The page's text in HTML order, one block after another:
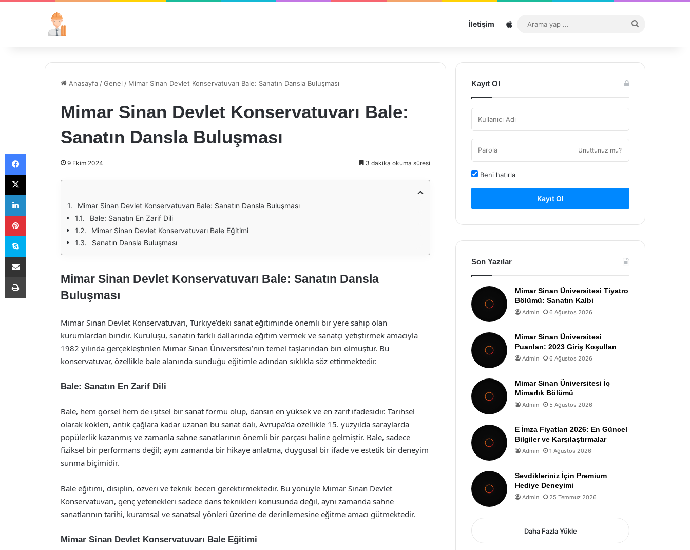
İletişim Sitemap
...
Anasayfa /Genel / Mimar Sinan Devlet Konservatuvarı Bale: Sanatın Dansla Buluşması
Mimar Sinan Devlet Konservatuvarı Bale:
Sanatın Dansla Buluşması
9 Ekim 2024 3 dakika okuma süresi
Mimar Sinan Devlet Konservatuvarı Bale: Sanatın Dansla Buluşması
Bale: Sanatın En Zarif Dili
Mimar Sinan Devlet Konservatuvarı Bale Eğitimi
Sanatın Dansla Buluşması
Mimar Sinan Devlet Konservatuvarı Bale: Sanatın Dansla
Buluşması
Mimar Sinan Devlet Konservatuvarı, Türkiye’deki sanat eğitiminde önemli bir yere sahip olan
kurumlardan biridir. Kuruluşu, sanatın farklı dallarında eğitim vermek ve sanatçı yetiştirmek amacıyla
1982 yılında gerçekleştirilen Mimar Sinan Üniversitesi’nin temel taşlarından biri olmuştur. Bu
konservatuvar, özellikle bale alanında sunduğu eğitimle adından sıklıkla söz ettirmektedir.
Bale: Sanatın En Zarif Dili
Bale, hem görsel hem de işitsel bir sanat formu olup, dansın en yüksek ve en zarif ifadesidir. Tarihsel
olarak kökleri, antik çağlara kadar uzanan bu sanat dalı, Avrupa’da özellikle 15. yüzyılda saraylarda
popülerlik kazanmış ve zamanla sahne sanatlarının önemli bir parçası haline gelmiştir. Bale, sadece
fiziksel bir performans değil; aynı zamanda bir hikaye anlatma, duygusal bir ifade ve estetik bir deneyim
sunma biçimidir.
Bale eğitimi, disiplin, özveri ve teknik beceri gerektirmektedir. Bu yönüyle Mimar Sinan Devlet
Konservatuvarı, genç yetenekleri sadece dans teknikleri konusunda değil, aynı zamanda sahne
sanatlarının tarihi, kuramsal ve sanatsal yönleri üzerine de derinlemesine eğitme amacı gütmektedir.
Mimar Sinan Devlet Konservatuvarı Bale Eğitimi
Kayıt Ol
Unuttunuz mu?
Beni hatırla
Kayıt Ol
Son Yazılar
Mimar Sinan Üniversitesi Tiyatro
Bölümü: Sanatın Kalbi
Admin 6 Ağustos 2026
Mimar Sinan Üniversitesi
Puanları: 2023 Giriş Koşulları
Admin 6 Ağustos 2026
Mimar Sinan Üniversitesi İç
Mimarlık Bölümü
Admin 5 Ağustos 2026
E İmza Fiyatları 2026: En Güncel
Bilgiler ve Karşılaştırmalar
Admin 1 Ağustos 2026
Sevdikleriniz İçin Premium
Hediye Deneyimi
Admin 25 Temmuz 2026
Daha Fazla Yükle
Facebook
X
LinkedIn
Pinterest
Skype
E-Posta ile paylaş